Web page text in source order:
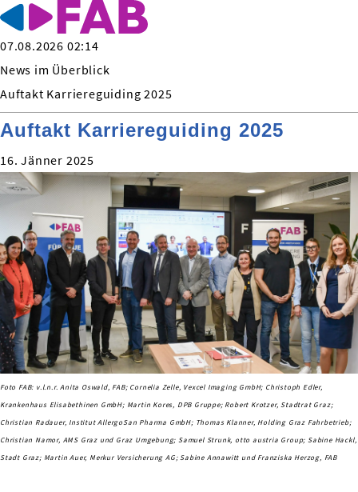
07.08.2026 02:14
News im Überblick
Auftakt Karriereguiding 2025
Auftakt Karriereguiding 2025
16. Jänner 2025
Foto FAB: v.l.n.r. Anita Oswald, FAB; Cornelia Zelle, Vexcel Imaging GmbH; Christoph Edler,
Krankenhaus Elisabethinen GmbH; Martin Kores, DPB Gruppe; Robert Krotzer, Stadtrat Graz;
Christian Radauer, Institut AllergoSan Pharma GmbH; Thomas Klanner, Holding Graz Fahrbetrieb;
Christian Namor, AMS Graz und Graz Umgebung; Samuel Strunk, otto austria Group; Sabine Hackl,
Stadt Graz; Martin Auer, Merkur Versicherung AG; Sabine Annawitt und Franziska Herzog, FAB